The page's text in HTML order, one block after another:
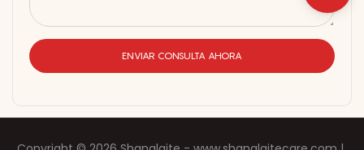
ENVIAR CONSULTA AHORA